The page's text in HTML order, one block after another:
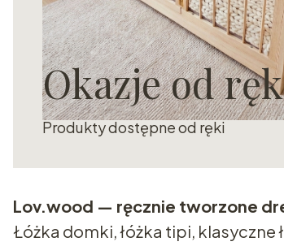
Okazje od
Produkty dostępne od ręki
Lov.wood — ręcznie tworzone
Łóżka domki, łóżka tipi, klasyczne